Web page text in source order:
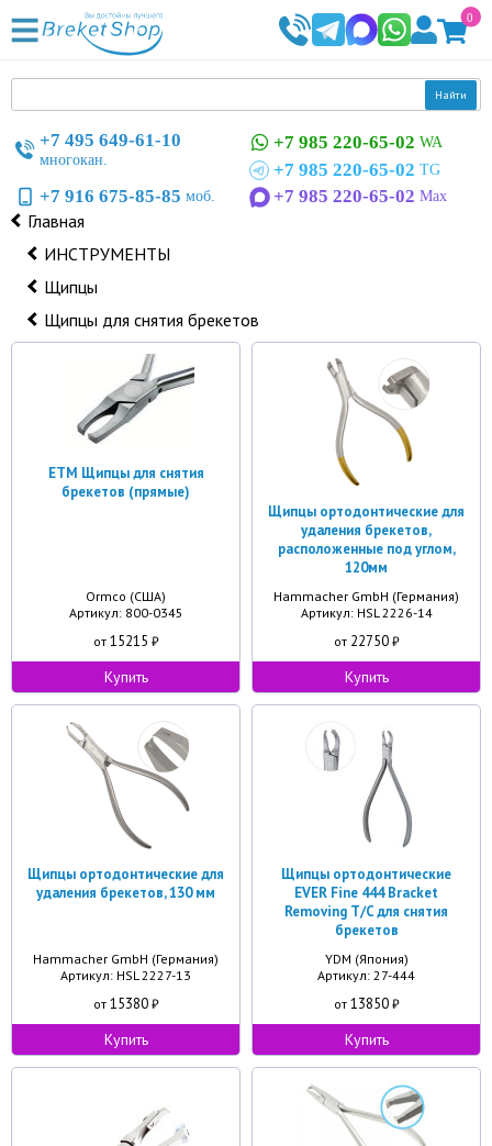
0
Найти
+7 495 649-61-10
многокан.
+7 916 675-85-85 моб.
+7 985 220-65-02 WA
+7 985 220-65-02 TG
+7 985 220-65-02 Max
Главная
ИНСТРУМЕНТЫ
Щипцы
Щипцы для снятия брекетов
ETM Щипцы для снятия
брекетов (прямые)
Ormco (США)
Артикул: 800-0345
от 15215 ₽
Купить
Щипцы ортодонтические для
удаления брекетов,
расположенные под углом,
120мм
Hammacher GmbH (Германия)
Артикул: HSL 2226-14
от 22750₽
Купить
Щипцы ортодонтические для
удаления брекетов, 130 мм
Hammacher GmbH (Германия)
Артикул: HSL 2227-13
от 15380₽
Купить
Щипцы ортодонтические
EVER Fine 444 Bracket
Removing T/C для снятия
брекетов
YDM (Япония)
Артикул: 27-444
от 13850₽
Купить